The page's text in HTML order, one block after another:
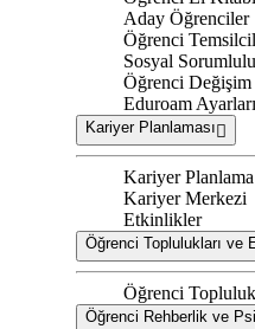
Aday Öğrenciler
Öğrenci
Sosyal
Öğrenci Değişim
Eduroam Ayarları
Kariyer Planlaması
Kariyer
Kariyer Merkezi
Etkinlikler
Öğrenci Toplulukları ve
Öğrenci
Öğrenci Rehberlik ve